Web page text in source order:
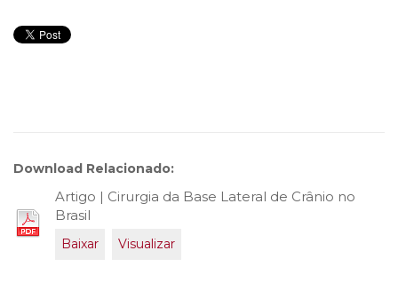
Download Relacionado:
Artigo | Cirurgia da Base Lateral de Crânio no
Brasil
Baixar Visualizar